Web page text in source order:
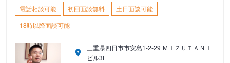
電話相談可能 初回面談無料
土日面談可能
18時以降面談可能
三重県四日市市安島1-2-29 ＭＩＺＵＴＡＮＩ
ビル3F